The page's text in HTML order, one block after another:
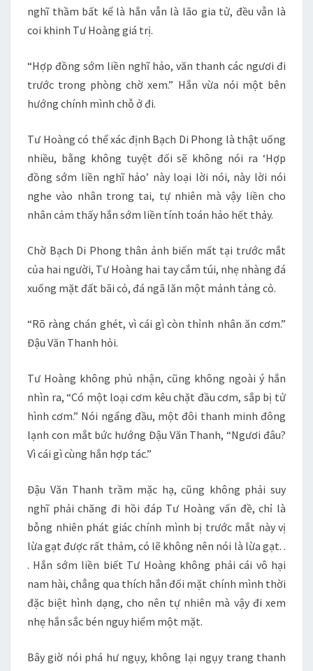
nghĩ thầm bất kể là hắn vẫn là lão gia tử, đều vẫn là
coi khinh Tư Hoàng giá trị.
“Hợp đồng sớm liền nghĩ hảo, văn thanh các ngươi đi
trước trong phòng chờ xem.” Hắn vừa nói một bên
hướng chính mình chỗ ở đi.
Tư Hoàng có thể xác định Bạch Di Phong là thật uống
nhiều, bằng không tuyệt đối sẽ không nói ra ‘Hợp
đồng sớm liền nghĩ hảo’ này loại lời nói, này lời nói
nghe vào nhân trong tai, tự nhiên mà vậy liền cho
nhân cảm thấy hắn sớm liền tính toán hảo hết thảy.
Chờ Bạch Di Phong thân ảnh biến mất tại trước mắt
của hai người, Tư Hoàng hai tay cắm túi, nhẹ nhàng đá
xuống mặt đất bãi cỏ, đá ngã lăn một mảnh tảng cỏ.
“Rõ ràng chán ghét, vì cái gì còn thỉnh nhân ăn cơm.”
Đậu Văn Thanh hỏi.
Tư Hoàng không phủ nhận, cũng không ngoài ý hắn
nhìn ra, “Có một loại cơm kêu chặt đầu cơm, sắp bị tử
hình cơm.” Nói ngẩng đầu, một đôi thanh minh đông
lạnh con mắt bức hướng Đậu Văn Thanh, “Ngươi đâu?
Vì cái gì cùng hắn hợp tác.”
Đậu Văn Thanh trầm mặc hạ, cũng không phải suy
nghĩ phải chăng đi hồi đáp Tư Hoàng vấn đề, chỉ là
bỗng nhiên phát giác chính mình bị trước mắt này vị
lừa gạt được rất thảm, có lẽ không nên nói là lừa gạt. .
. Hắn sớm liền biết Tư Hoàng không phải cái vô hại
nam hài, chẳng qua thích hắn đối mặt chính mình thời
đặc biệt hình dạng, cho nên tự nhiên mà vậy đi xem
nhẹ hắn sắc bén nguy hiểm một mặt.
Bây giờ nói phá hư ngụy, không lại ngụy trang thanh